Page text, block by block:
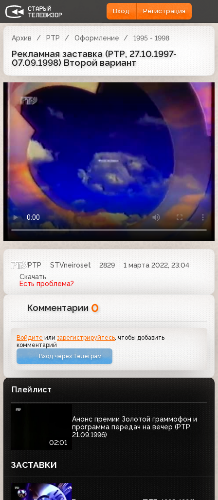
Вход Регистрация
Архив РТР Оформление 1995 - 1998
Рекламная заставка (РТР, 27.10.1997-
07.09.1998) Второй вариант
РТР STVneiroset 2829
1 марта 2022, 23:04
Скачать
Есть проблема?
Комментарии 0
Войдите илизарегистрируйтесь, чтобы добавить
комментарий
Вход через Телеграм
Плейлист
02:01
Анонс премии Золотой граммофон и
программа передач на вечер (РТР,
21.09.1996)
ЗАСТАВКИ